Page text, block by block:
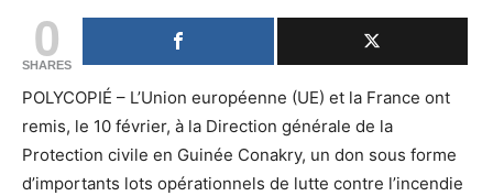
0
SHARES
POLYCOPIÉ – L’Union européenne (UE) et la France ont
remis, le 10 février, à la Direction générale de la
Protection civile en Guinée Conakry, un don sous forme
d’importants lots opérationnels de lutte contre l’incendie